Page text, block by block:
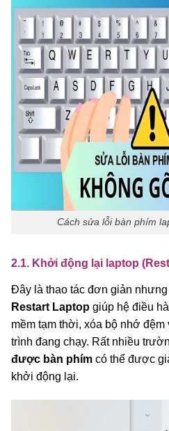
Cách sửa lỗi bàn phím
2.1. Khởi động lại laptop
Đây là thao tác đơn giản
Restart Laptop giúp hệ điều
mềm tạm thời, xóa bộ nhớ đệm
trình đang chạy. Rất nhiều
được bàn phím có thể được
khởi động lại.